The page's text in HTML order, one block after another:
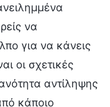
να
για να κάνεις
οι σχετικές
αντίληψης
κάποιο